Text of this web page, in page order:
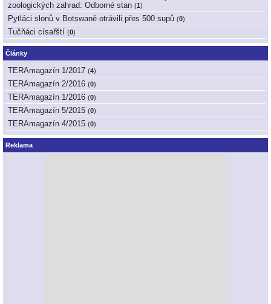
zoologických zahrad: Odborné stan (1 )
Pytláci slonů v Botswaně otrávili přes 500 supů (0)
Tučňáci císařští (0)
Články
TERAmagazín 1/2017 (4)
TERAmagazín 2/2016 (0)
TERAmagazín 1/2016 (0)
TERAmagazín 5/2015 (0)
TERAmagazín 4/2015 (0)
Reklama